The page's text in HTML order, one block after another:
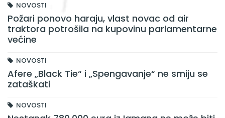
NOVOSTI
Požari ponovo haraju, vlast novac od air
traktora potrošila na kupovinu parlamentarne
većine
NOVOSTI
Afere „Black Tie“ i „Spengavanje“ ne smiju se
zataškati
NOVOSTI